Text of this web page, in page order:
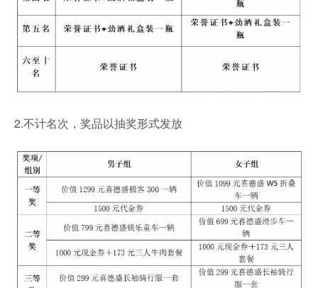
2.不计名次，奖品以抽奖形式发放